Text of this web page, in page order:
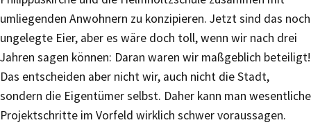
umliegenden Anwohnern zu konzipieren. Jetzt sind das noch
ungelegte Eier, aber es wäre doch toll, wenn wir nach drei
Jahren sagen können: Daran waren wir maßgeblich beteiligt!
Das entscheiden aber nicht wir, auch nicht die Stadt,
sondern die Eigentümer selbst. Daher kann man wesentliche
Projektschritte im Vorfeld wirklich schwer voraussagen.